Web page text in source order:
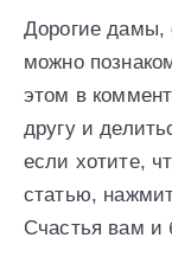
Дорогие дамы,
можно
этом в
другу и
если хотите,
статью,
Счастья вам